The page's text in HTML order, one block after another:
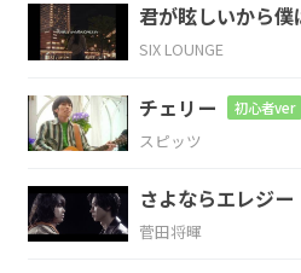
知るほど に 知り
Cmaj7
C#m7-5
君が眩しいから
SIX LOUNGE
チェリー 初心者ver
スピッツ
さよならエレジー
菅田将暉